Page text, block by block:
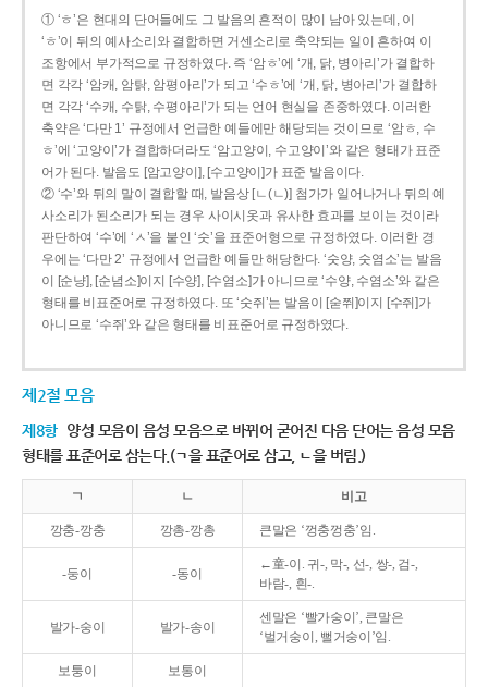
① ‘ㅎ’은 현대의 단어들에도 그 발음의 흔적이 많이 남아 있는데, 이
‘ㅎ’이 뒤의 예사소리와 결합하면 거센소리로 축약되는 일이 흔하여 이
조항에서 부가적으로 규정하였다. 즉 ‘암ㅎ’에 ‘개, 닭, 병아리’가 결합하
면 각각 ‘암캐, 암탉, 암평아리’가 되고 ‘수ㅎ’에 ‘개, 닭, 병아리’가 결합하
면 각각 ‘수캐, 수탉, 수평아리’가 되는 언어 현실을 존중하였다. 이러한
축약은 ‘다만 1’ 규정에서 언급한 예들에만 해당되는 것이므로 ‘암ㅎ, 수
ㅎ’에 ‘고양이’가 결합하더라도 ‘암고양이, 수고양이’와 같은 형태가 표준
어가 된다. 발음도 [암고양이], [수고양이]가 표준 발음이다.
② ‘수’와 뒤의 말이 결합할 때, 발음상 [ㄴ(ㄴ)] 첨가가 일어나거나 뒤의 예
사소리가 된소리가 되는 경우 사이시옷과 유사한 효과를 보이는 것이라
판단하여 ‘수’에 ‘ㅅ’을 붙인 ‘숫’을 표준어형으로 규정하였다. 이러한 경
우에는 ‘다만 2’ 규정에서 언급한 예들만 해당한다. ‘숫양, 숫염소’는 발음
이 [순냥], [순념소]이지 [수양], [수염소]가 아니므로 ‘수양, 수염소’와 같은
형태를 비표준어로 규정하였다. 또 ‘숫쥐’는 발음이 [숟쮜]이지 [수쥐]가
아니므로 ‘수쥐’와 같은 형태를 비표준어로 규정하였다.
제2절 모음
제8항 양성 모음이 음성 모음으로 바뀌어 굳어진 다음 단어는 음성 모음
형태를 표준어로 삼는다.(ㄱ을 표준어로 삼고, ㄴ을 버림.)
ㄱ ㄴ 비고
깡충-깡충 깡총-깡총 큰말은 ‘껑충껑충’임.
-둥이 -동이
←童-이. 귀-, 막-, 선-, 쌍-, 검-,
바람-, 흰-.
발가-숭이 발가-송이
센말은 ‘빨가숭이’, 큰말은
‘벌거숭이, 뻘거숭이’임.
보퉁이 보통이